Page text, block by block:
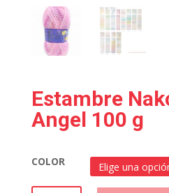
Estambre
Angel 100 g
COLOR